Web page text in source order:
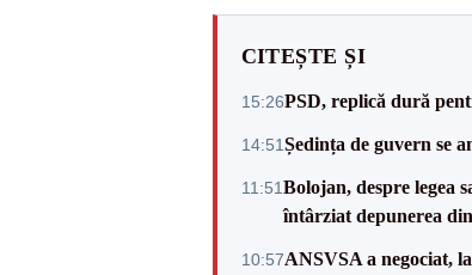
CITEȘTE ȘI
15:26PSD, replică dură
14:51Ședința de guvern se
11:51Bolojan, despre legea
întârziat depunerea
10:57ANSVSA a negociat,